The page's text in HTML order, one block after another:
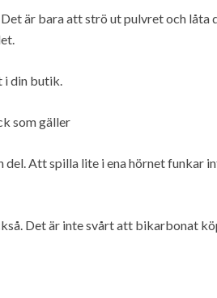
är bara att strö ut pulvret och låta
i din butik.
som gäller
del. Att spilla lite i ena hörnet funkar
Det är inte svårt att bikarbonat